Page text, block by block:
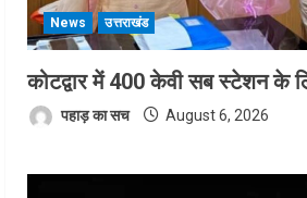
News उत्तराखंड
कोटद्वार में 400 केवी सब स्टेशन के
पहाड़ का सच August 6, 2026